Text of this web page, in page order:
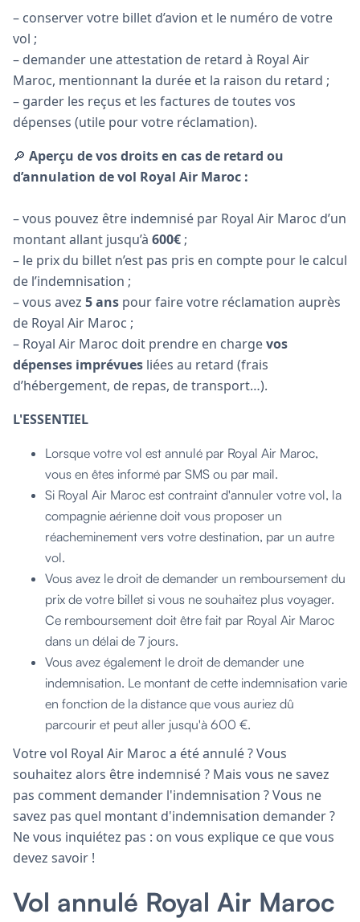
– conserver votre billet d’avion et le numéro de votre
vol ;
– demander une attestation de retard à Royal Air
Maroc, mentionnant la durée et la raison du retard ;
– garder les reçus et les factures de toutes vos
dépenses (utile pour votre réclamation).
🔎 Aperçu de vos droits en cas de retard ou
d’annulation de vol Royal Air Maroc :
– vous pouvez être indemnisé par Royal Air Maroc d’un
montant allant jusqu’à 600€ ;
– le prix du billet n’est pas pris en compte pour le calcul
de l’indemnisation ;
– vous avez 5 ans pour faire votre réclamation auprès
de Royal Air Maroc ;
– Royal Air Maroc doit prendre en chargevos
dépenses imprévues liées au retard (frais
d’hébergement, de repas, de transport…).
L'ESSENTIEL
Lorsque votre vol est annulé par Royal Air Maroc,
vous en êtes informé par SMS ou par mail.
Si Royal Air Maroc est contraint d'annuler votre vol, la
compagnie aérienne doit vous proposer un
réacheminement vers votre destination, par un autre
vol.
Vous avez le droit de demander un remboursement du
prix de votre billet si vous ne souhaitez plus voyager.
Ce remboursement doit être fait par Royal Air Maroc
dans un délai de 7 jours.
Vous avez également le droit de demander une
indemnisation. Le montant de cette indemnisation varie
en fonction de la distance que vous auriez dû
parcourir et peut aller jusqu'à 600 €.
Votre vol Royal Air Maroc a été annulé ? Vous
souhaitez alors être indemnisé ? Mais vous ne savez
pas comment demander l'indemnisation ? Vous ne
savez pas quel montant d'indemnisation demander ?
Ne vous inquiétez pas : on vous explique ce que vous
devez savoir !
Vol annulé Royal Air Maroc